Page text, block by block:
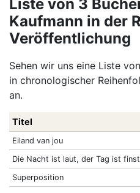
Liste von 3
Kaufmann in der
Veröffentlichung
Sehen wir uns eine Liste
in chronologischer
an.
Titel
Eiland van jou
Die Nacht ist laut, der Tag ist
Superposition